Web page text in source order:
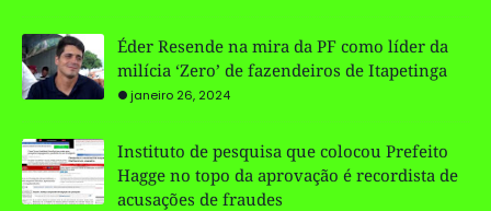
Éder Resende na mira da PF como líder da
milícia ‘Zero’ de fazendeiros de Itapetinga
janeiro 26, 2024
Instituto de pesquisa que colocou Prefeito
Hagge no topo da aprovação é recordista de
acusações de fraudes